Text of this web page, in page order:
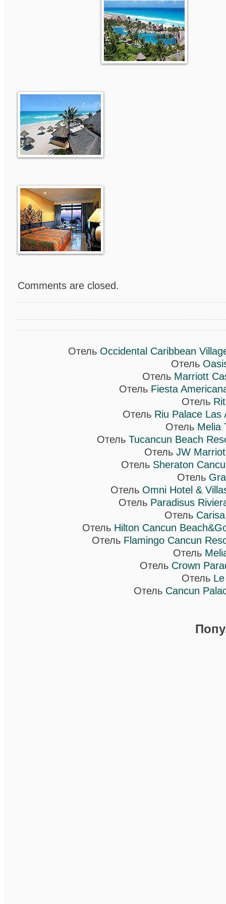
Comments are closed.
Отель Occidental Caribbean
Отель
Отель Marriott
Отель Fiesta
Отель
Отель Riu Palace Las
Отель Melia
Отель Tucancun Beach
Отель JW
Отель Sheraton
Отель
Отель Omni Hotel &
Отель Paradisus
Отель
Отель Hilton Cancun
Отель Flamingo Cancun
Отель
Отель Crown
Отель
Отель Cancun